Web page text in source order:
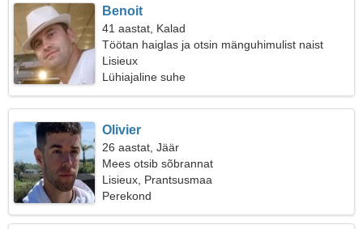
Benoit
41 aastat, Kalad
Töötan haiglas ja otsin mänguhimulist naist
Lisieux
Lühiajaline suhe
Olivier
26 aastat, Jäär
Mees otsib sõbrannat
Lisieux, Prantsusmaa
Perekond